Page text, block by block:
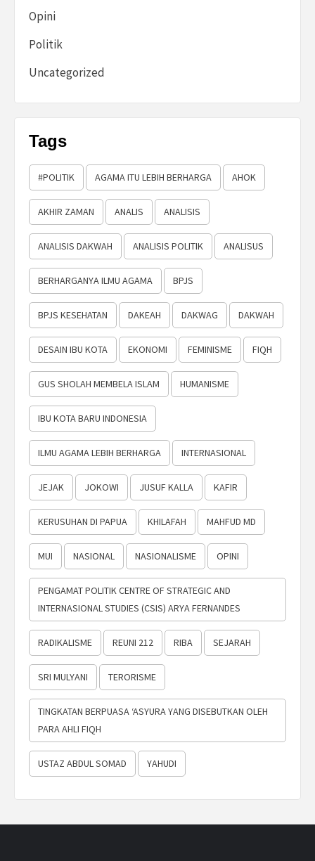
Opini
Politik
Uncategorized
Tags
#POLITIK AGAMA ITU LEBIH BERHARGA AHOK
AKHIR ZAMAN ANALIS ANALISIS
ANALISIS DAKWAH ANALISIS POLITIK ANALISUS
BERHARGANYA ILMU AGAMA BPJS
BPJS KESEHATAN DAKEAH DAKWAG DAKWAH
DESAIN IBU KOTA EKONOMI FEMINISME FIQH
GUS SHOLAH MEMBELA ISLAM HUMANISME
IBU KOTA BARU INDONESIA
ILMU AGAMA LEBIH BERHARGA INTERNASIONAL
JEJAK JOKOWI JUSUF KALLA KAFIR
KERUSUHAN DI PAPUA KHILAFAH MAHFUD MD
MUI NASIONAL NASIONALISME OPINI
PENGAMAT POLITIK CENTRE OF STRATEGIC AND
INTERNASIONAL STUDIES (CSIS) ARYA FERNANDES
RADIKALISME REUNI 212 RIBA SEJARAH
SRI MULYANI TERORISME
TINGKATAN BERPUASA ‘ASYURA YANG DISEBUTKAN OLEH
PARA AHLI FIQH
USTAZ ABDUL SOMAD YAHUDI